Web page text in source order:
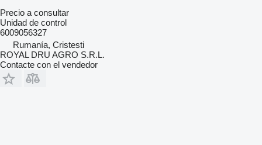
Precio a consultar
Unidad de control
6009056327
Rumanía, Cristesti
ROYAL DRU AGRO S.R.L.
Contacte con el vendedor